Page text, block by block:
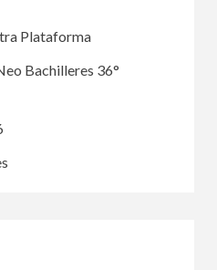
Plataforma
Bachilleres 36°